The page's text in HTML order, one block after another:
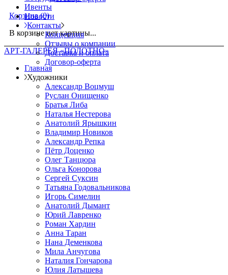
Корзина (0)
В корзине нет картины...
АРТ-ГАЛЕРЕЯ «ПОЛОТНО»
Главная
Художники
Александр Воцмуш
Руслан Онищенко
Братья Либа
Наталья Нестерова
Анатолий Ярышкин
Владимир Новиков
Александр Репка
Пётр Доценко
Олег Танцюра
Ольга Конорова
Сергей Суксин
Татьяна Годовальникова
Игорь Симелин
Анатолий Дымант
Юрий Лавренко
Роман Хардин
Анна Таран
Нана Деменкова
Мила Анчугова
Наталия Гончарова
Юлия Латышева
Ивенты
Новости
Контакты
Концепция
Отзывы о компании
Доставка и оплата
Договор-оферта